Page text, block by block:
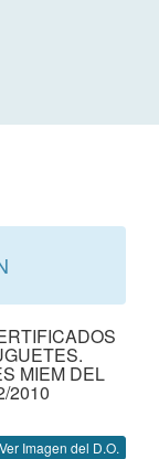
MIEM DEL
2010
Ver Imagen del D.O.